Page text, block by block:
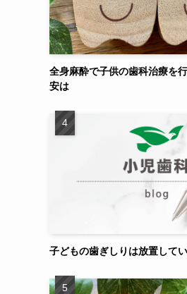
全身麻酔で子供の歯科治療を
安は
子どもの歯ぎしりは放置して